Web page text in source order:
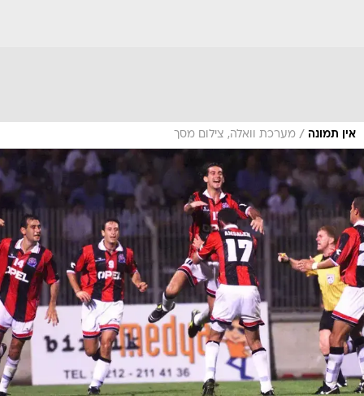
אין תמונה / מערכת וואלה, צילום מסך